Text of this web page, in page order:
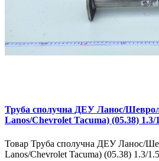
Труба сполучна ДЕУ Ланос/
Lanos/Chevrolet Tacuma) (05.38) 1.3/
Товар Труба сполучна ДЕУ Ланос/
Lanos/Chevrolet Tacuma) (05.38) 1.3/